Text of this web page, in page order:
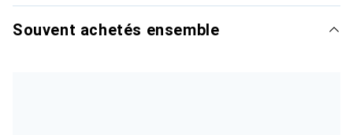
Souvent achetés ensemble